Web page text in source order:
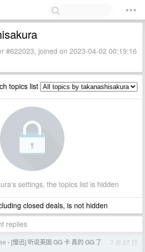
#622023, joined on 2023-04-02 00:19:16
topics list
settings, the topics list is hidden
closed deals, is not hidden
replies
› [慢迅] 听说英国 GG 卡 真的 GG 了 7 月 27 日